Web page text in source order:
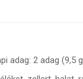
adag: 2 adag (9,5